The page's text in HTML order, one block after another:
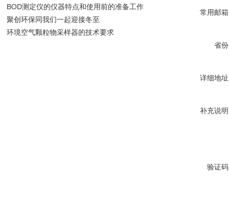
常用邮
省
详细地
补充说
验证
BOD测定仪的仪器特点和使用前的准备工作
聚创环保同我们一起迎接冬至
环境空气颗粒物采样器的技术要求